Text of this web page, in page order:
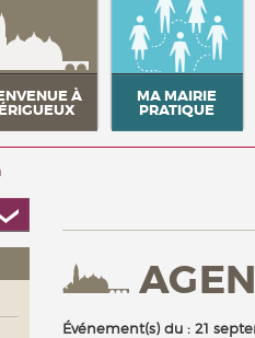
À MA MAIRIE
PRATIQUE
Événement(s) du : 21